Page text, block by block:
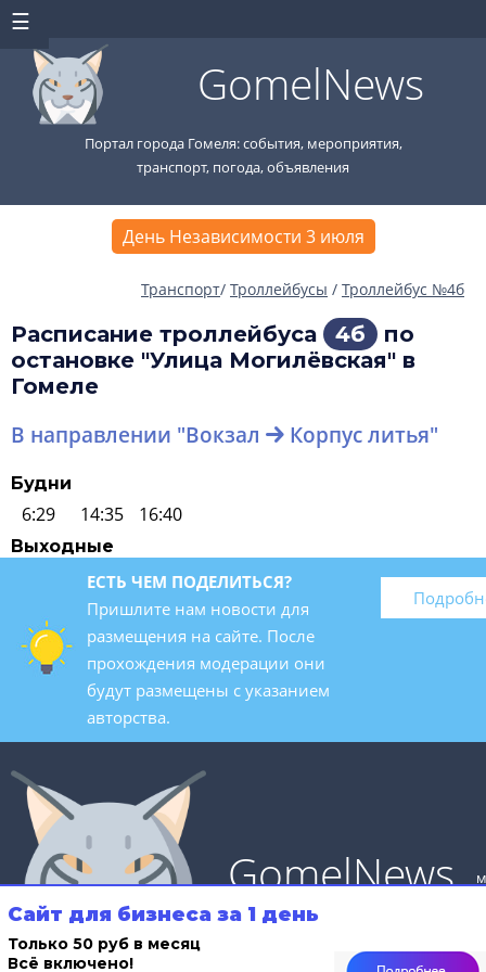
GomelNews
Портал города Гомеля: события, мероприятия,
транспорт, погода, объявления
Сайт для бизнеса за 1 день
Только 50 руб в месяц
Всё включено!
День Независимости 3 июля
Транспорт/ Троллейбусы / Троллейбус №4б
Расписание троллейбуса 4б
по
остановке "Улица Могилёвская" в
Гомеле
В направлении "Вокзал Корпус литья"
Будни
6:29 14:35 16:40
Выходные
ЕСТЬ ЧЕМ ПОДЕЛИТЬСЯ?
Пришлите нам новости для
размещения на сайте. После
прохождения модерации они
будут размещены с указанием
авторства.
GomelNews